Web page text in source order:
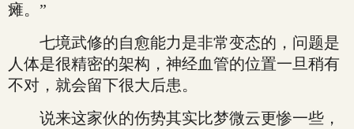
瘫。”
七境武修的自愈能力是非常变态的，问题是
人体是很精密的架构，神经血管的位置一旦稍有
不对，就会留下很大后患。
说来这家伙的伤势其实比梦微云更惨一些，